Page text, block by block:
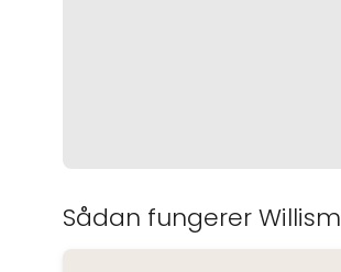
Sådan fungerer Willism